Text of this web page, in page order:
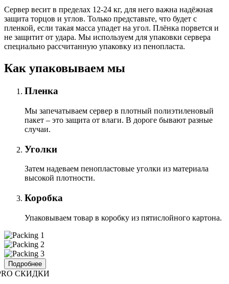
Сервер весит в пределах 12-24 кг, для него важна надёжная
защита торцов и углов. Только представьте, что будет с
пленкой, если такая масса упадет на угол. Плёнка порвется и
не защитит от удара. Мы используем для упаковки сервера
специально расcчитанную упаковку из пенопласта.
Как упаковываем мы
Пленка
Мы запечатываем сервер в плотный полиэтиленовый
пакет – это защита от влаги. В дороге бывают разные
случаи.
Уголки
Затем надеваем пенопластовые уголки из материала
высокой плотности.
Коробка
Упаковываем товар в коробку из пятислойного картона.
Подробнее
СКИДКИ